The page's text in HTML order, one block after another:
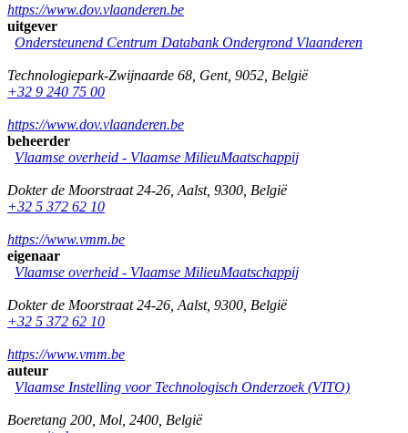
https://www.dov.vlaanderen.be
uitgever
Ondersteunend Centrum Databank Ondergrond Vlaanderen
Technologiepark-Zwijnaarde 68 Gent, 9052 België
+32 9 240 75 00
https://www.dov.vlaanderen.be
beheerder
Vlaamse overheid - Vlaamse MilieuMaatschappij
Dokter de Moorstraat 24-26 Aalst, 9300 België
+32 5 372 62 10
https://www.vmm.be
eigenaar
Vlaamse overheid - Vlaamse MilieuMaatschappij
Dokter de Moorstraat 24-26 Aalst, 9300 België
+32 5 372 62 10
https://www.vmm.be
auteur
Vlaamse Instelling voor Technologisch Onderzoek (VITO)
Boeretang 200 Mol 2400 België